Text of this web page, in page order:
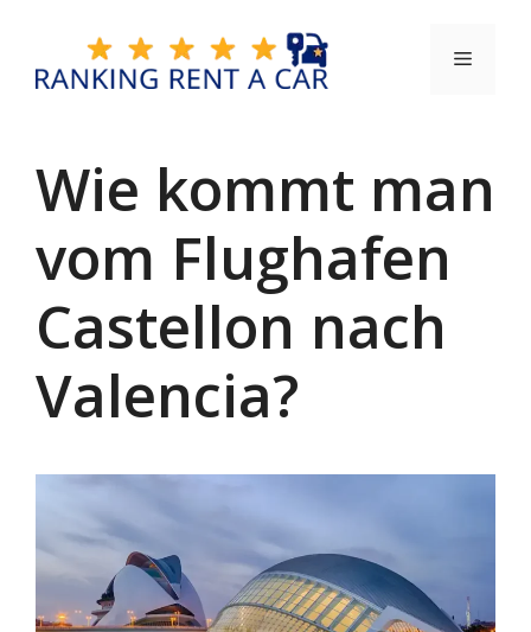
springen
Menü
Wie kommt man
vom Flughafen
Castellon nach
Valencia?